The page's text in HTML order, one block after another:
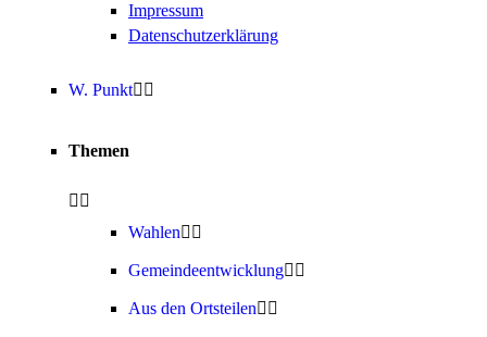
Impressum
Datenschutzerklärung
W. Punkt
Themen
Wahlen
Gemeindeentwicklung
Aus den Ortsteilen